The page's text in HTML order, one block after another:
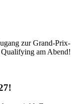
zur Grand-Prix-
Qualifying am Abend!